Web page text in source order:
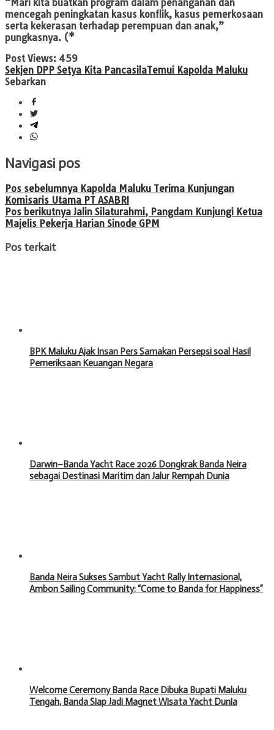
“Mari kita buatkan program dalam penanganan dan
mencegah peningkatan kasus konflik, kasus pemerkosaan
serta kekerasan terhadap perempuan dan anak,”
pungkasnya. (*
Post Views: 459
Sekjen DPP Setya Kita PancasilaTemui Kapolda Maluku
Sebarkan
Navigasi pos
Pos sebelumnya Kapolda Maluku Terima Kunjungan
Komisaris Utama PT ASABRI
Pos berikutnya Jalin Silaturahmi, Pangdam Kunjungi Ketua
Majelis Pekerja Harian Sinode GPM
Pos terkait
BPK Maluku Ajak Insan Pers Samakan Persepsi soal Hasil
Pemeriksaan Keuangan Negara
Darwin–Banda Yacht Race 2026 Dongkrak Banda Neira
sebagai Destinasi Maritim dan Jalur Rempah Dunia
Banda Neira Sukses Sambut Yacht Rally Internasional,
Ambon Sailing Community: “Come to Banda for Happiness”
Welcome Ceremony Banda Race Dibuka Bupati Maluku
Tengah, Banda Siap Jadi Magnet Wisata Yacht Dunia